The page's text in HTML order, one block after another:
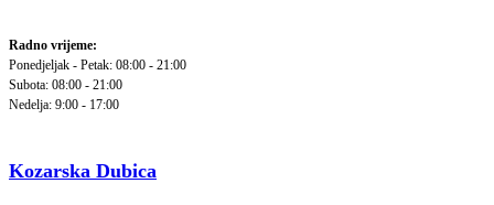
Radno vrijeme:
Ponedjeljak - Petak: 08:00 - 21:00
Subota: 08:00 - 21:00
Nedelja: 9:00 - 17:00
Kozarska Dubica